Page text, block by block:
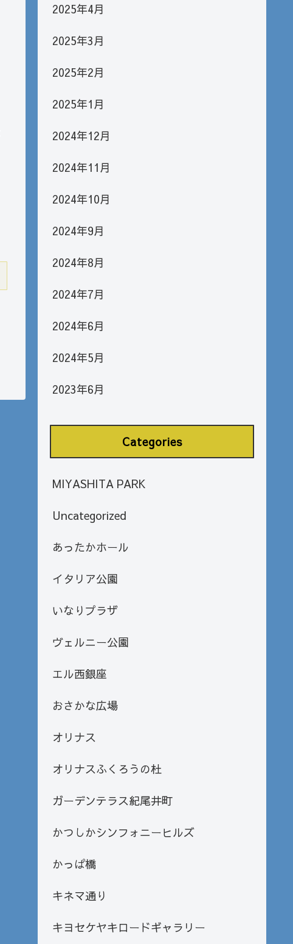
2025年4月
2025年3月
2025年2月
2025年1月
2024年12月
2024年11月
2024年10月
2024年9月
2024年8月
2024年7月
2024年6月
2024年5月
2023年6月
Categories
MIYASHITA PARK
Uncategorized
あったかホール
イタリア公園
いなりプラザ
ヴェルニー公園
エル西銀座
おさかな広場
オリナス
オリナスふくろうの杜
ガーデンテラス紀尾井町
かつしかシンフォニーヒルズ
かっぱ橋
キネマ通り
キヨセケヤキロードギャラリー